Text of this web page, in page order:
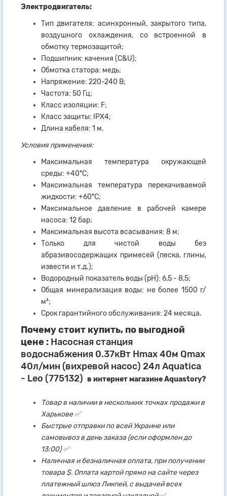
Электродвигатель:
Тип двигателя: асинхронный, закрытого типа,
воздушного охлаждения, со встроенной в
обмотку термозащитой;
Подшипник: качения (C&U);
Обмотка статора: медь;
Напряжение: 220-240 В;
Частота: 50 Гц;
Класс изоляции: F;
Класс защиты: IPX4;
Длина кабеля: 1 м.
Условия применения:
Максимальная температура окружающей
среды: +40ºC;
Максимальная температура перекачиваемой
жидкости: +60ºC;
Максимальное давление в рабочей камере
насоса: 12 бар;
Максимальная высота всасывания: 8 м;
Только для чистой воды без
абразивосодержащих примесей (песка, глины,
извести и т.д.);
Водородный показатель воды (рН): 6,5 - 8,5;
Общая минерализация воды: не более 1500 г/
м³;
Срок гарантийного обслуживания: 24 месяца.
Почему стоит купить, по выгодной
цене : Насосная станция
водоснабжения 0.37кВт Hmax 40м Qmax
40л/мин (вихревой насос) 24л Aquatica
- Leo (775132) в интернет магазине Aquastory?
Товар в наличии в нескольких точках продажи в
Харькове ✅
Быстрые отправки по всей Украине или
самовывоз в день заказа (если оформлен до
13:00) ✅
Наличная и безналичная оплата, при получении
товара $. Оплата картой прямо на сайте через
платежный шлюз Ликпей, с выдачей всех